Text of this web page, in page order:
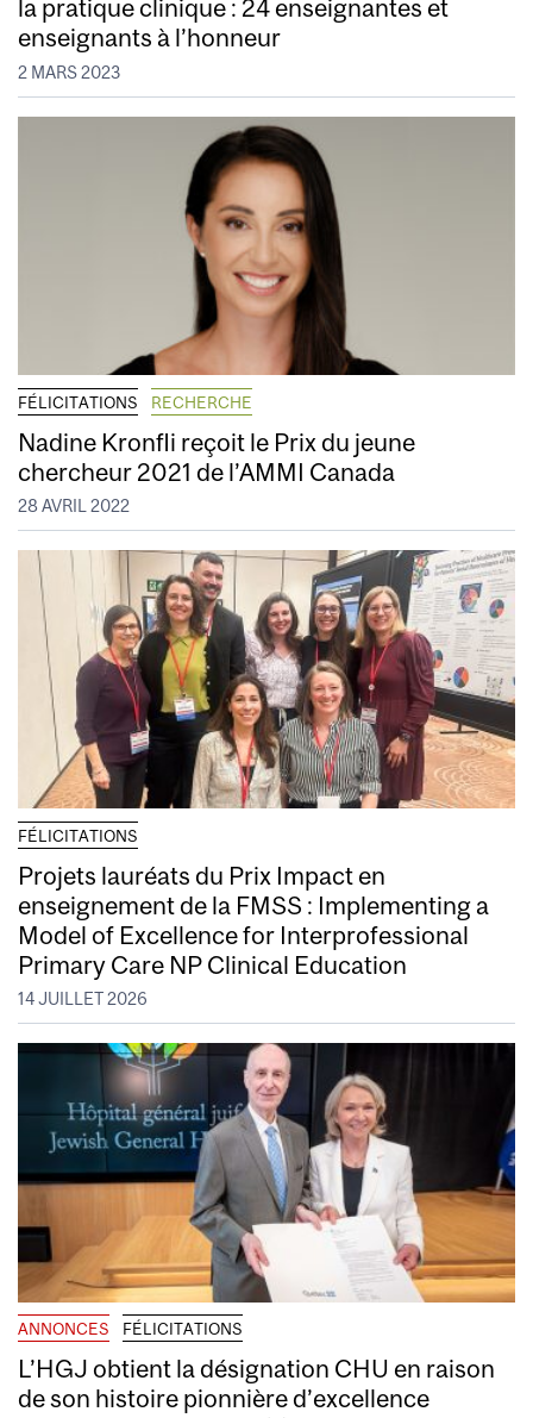
la pratique clinique : 24 enseignantes et
enseignants à l’honneur
2 MARS 2023
FÉLICITATIONS RECHERCHE
Nadine Kronfli reçoit le Prix du jeune
chercheur 2021 de l’AMMI Canada
28 AVRIL 2022
FÉLICITATIONS
Projets lauréats du Prix Impact en
enseignement de la FMSS : Implementing a
Model of Excellence for Interprofessional
Primary Care NP Clinical Education
14 JUILLET 2026
ANNONCES FÉLICITATIONS
L’HGJ obtient la désignation CHU en raison
de son histoire pionnière d’excellence